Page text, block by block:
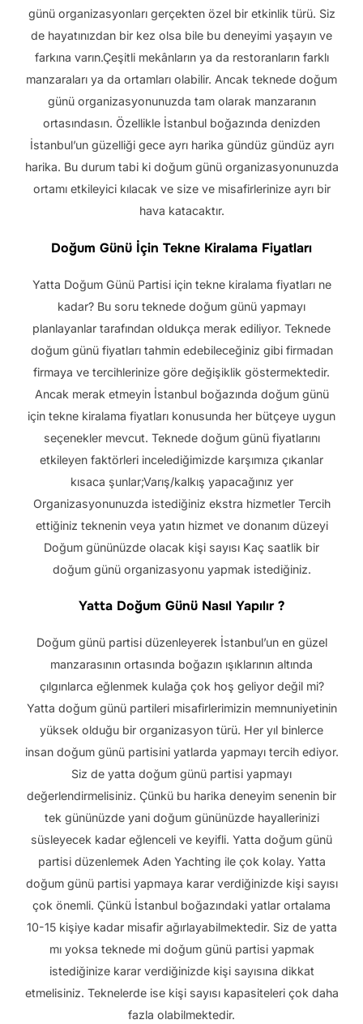
günü organizasyonları gerçekten özel bir etkinlik türü. Siz
de hayatınızdan bir kez olsa bile bu deneyimi yaşayın ve
farkına varın.Çeşitli mekânların ya da restoranların farklı
manzaraları ya da ortamları olabilir. Ancak teknede doğum
günü organizasyonunuzda tam olarak manzaranın
ortasındasın. Özellikle İstanbul boğazında denizden
İstanbul’un güzelliği gece ayrı harika gündüz gündüz ayrı
harika. Bu durum tabi ki doğum günü organizasyonunuzda
ortamı etkileyici kılacak ve size ve misafirlerinize ayrı bir
hava katacaktır.
Doğum Günü İçin Tekne Kiralama Fiyatları
Yatta Doğum Günü Partisi için tekne kiralama fiyatları ne
kadar? Bu soru teknede doğum günü yapmayı
planlayanlar tarafından oldukça merak ediliyor. Teknede
doğum günü fiyatları tahmin edebileceğiniz gibi firmadan
firmaya ve tercihlerinize göre değişiklik göstermektedir.
Ancak merak etmeyin İstanbul boğazında doğum günü
için tekne kiralama fiyatları konusunda her bütçeye uygun
seçenekler mevcut. Teknede doğum günü fiyatlarını
etkileyen faktörleri incelediğimizde karşımıza çıkanlar
kısaca şunlar;Varış/kalkış yapacağınız yer
Organizasyonunuzda istediğiniz ekstra hizmetler Tercih
ettiğiniz teknenin veya yatın hizmet ve donanım düzeyi
Doğum gününüzde olacak kişi sayısı Kaç saatlik bir
doğum günü organizasyonu yapmak istediğiniz.
Yatta Doğum Günü Nasıl Yapılır ?
Doğum günü partisi düzenleyerek İstanbul’un en güzel
manzarasının ortasında boğazın ışıklarının altında
çılgınlarca eğlenmek kulağa çok hoş geliyor değil mi?
Yatta doğum günü partileri misafirlerimizin memnuniyetinin
yüksek olduğu bir organizasyon türü. Her yıl binlerce
insan doğum günü partisini yatlarda yapmayı tercih ediyor.
Siz de yatta doğum günü partisi yapmayı
değerlendirmelisiniz. Çünkü bu harika deneyim senenin bir
tek gününüzde yani doğum gününüzde hayallerinizi
süsleyecek kadar eğlenceli ve keyifli. Yatta doğum günü
partisi düzenlemek Aden Yachting ile çok kolay. Yatta
doğum günü partisi yapmaya karar verdiğinizde kişi sayısı
çok önemli. Çünkü İstanbul boğazındaki yatlar ortalama
10-15 kişiye kadar misafir ağırlayabilmektedir. Siz de yatta
mı yoksa teknede mi doğum günü partisi yapmak
istediğinize karar verdiğinizde kişi sayısına dikkat
etmelisiniz. Teknelerde ise kişi sayısı kapasiteleri çok daha
fazla olabilmektedir.